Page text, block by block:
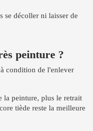
se décoller ni laisser de
peinture ?
condition de l'enlever
la peinture, plus le retrait
tiède reste la meilleure